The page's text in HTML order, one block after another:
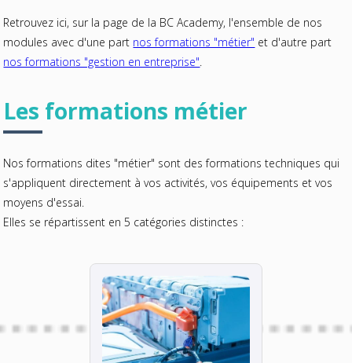
Retrouvez ici, sur la page de la BC Academy, l'ensemble de nos
modules avec d'une part nos formations "métier" et d'autre part
nos formations "gestion en entreprise".
Les formations métier
Nos formations dites "métier" sont des formations techniques qui
s'appliquent directement à vos activités, vos équipements et vos
moyens d'essai.
Elles se répartissent en 5 catégories distinctes :